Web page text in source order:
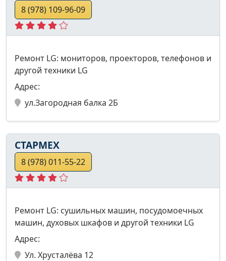
8 (978) 109-96-09
Ремонт LG: мониторов, проекторов, телефонов и
другой техники LG
Адрес:
ул.Загородная балка 2Б
СТАРМЕХ
8 (978) 011-55-22
Ремонт LG: сушильных машин, посудомоечных
машин, духовых шкафов и другой техники LG
Адрес:
Ул. Хрусталёва 12